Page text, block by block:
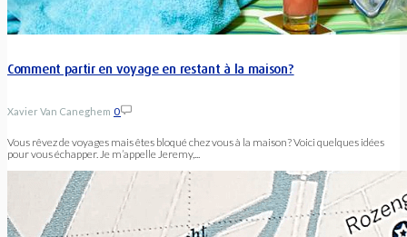
Comment partir en voyage en restant à la maison?
Xavier Van Caneghem 0
Vous rêvez de voyages mais êtes bloqué chez vous à la maison? Voici quelques idées
pour vous échapper. Je m’appelle Jeremy,...